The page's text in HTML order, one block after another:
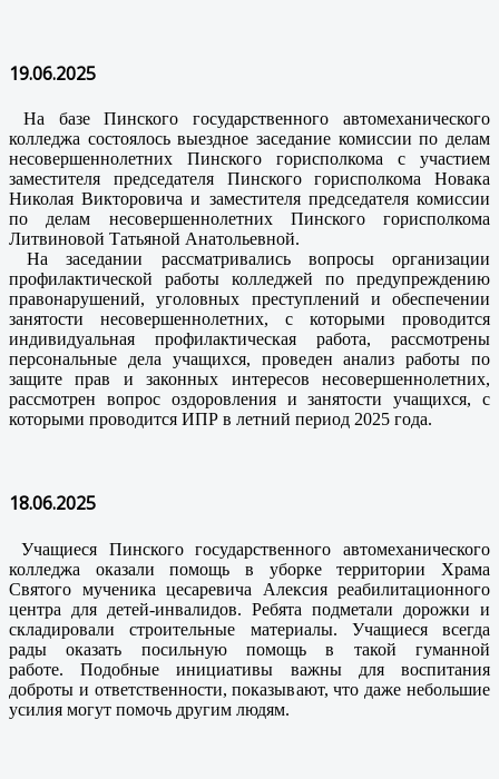
19.06.2025
На базе Пинского государственного автомеханического
колледжа состоялось выездное заседание комиссии по делам
несовершеннолетних Пинского горисполкома с участием
заместителя председателя Пинского горисполкома Новака
Николая Викторовича и заместителя председателя комиссии
по делам несовершеннолетних Пинского горисполкома
Литвиновой Татьяной Анатольевной.
На заседании рассматривались вопросы организации
профилактической работы колледжей по предупреждению
правонарушений, уголовных преступлений и обеспечении
занятости несовершеннолетних, с которыми проводится
индивидуальная профилактическая работа, рассмотрены
персональные дела учащихся, проведен анализ работы по
защите прав и законных интересов несовершеннолетних,
рассмотрен вопрос оздоровления и занятости учащихся, с
которыми проводится ИПР в летний период 2025 года.
18.06.2025
Учащиеся Пинского государственного автомеханического
колледжа оказали помощь в уборке территории Храма
Святого мученика цесаревича Алексия реабилитационного
центра для детей-инвалидов. Ребята подметали дорожки и
складировали строительные материалы. Учащиеся всегда
рады оказать посильную помощь в такой гуманной
работе. Подобные инициативы важны для воспитания
доброты и ответственности, показывают, что даже небольшие
усилия могут помочь другим людям.